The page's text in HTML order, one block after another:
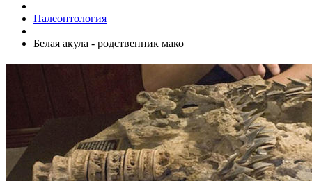
Палеонтология
Белая акула - родственник мако